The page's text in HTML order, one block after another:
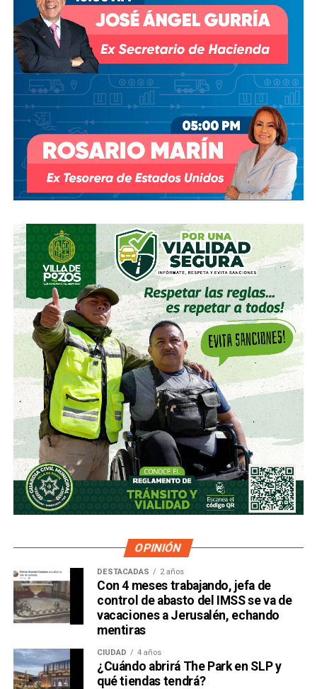
OPINIÓN
DESTACADAS 2 años
Con 4 meses trabajando, jefa de
control de abasto del IMSS se va de
vacaciones a Jerusalén, echando
mentiras
CIUDAD 4 años
¿Cuándo abrirá The Park en SLP y
qué tiendas tendrá?